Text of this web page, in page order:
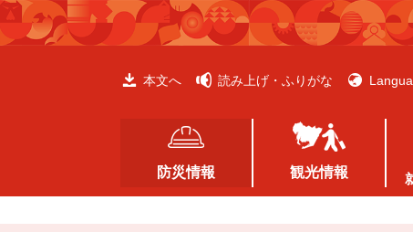
ペ
ー
メ
ニ
本文へ 読み上げ・ふりがな
防災情報 観光情報